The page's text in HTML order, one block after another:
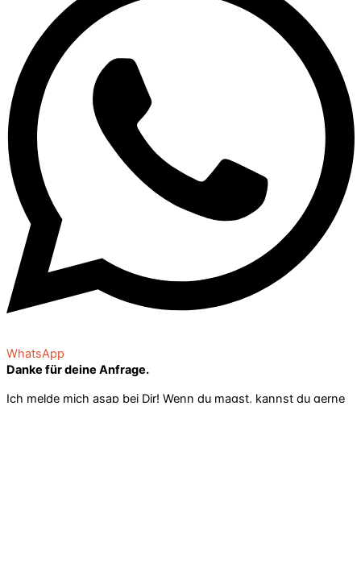
WhatsApp
Danke für deine Anfrage.
Ich melde mich asap bei Dir! Wenn du magst, kannst du gerne